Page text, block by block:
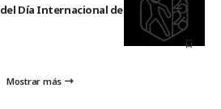
Día Internacional de la Danza 2026
Mostrar más